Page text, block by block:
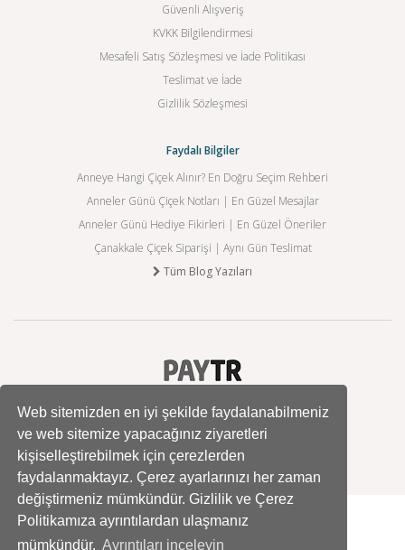
Web sitemizden en iyi şekilde faydalanabilmeniz
ve web sitemize yapacağınız ziyaretleri
kişiselleştirebilmek için çerezlerden
faydalanmaktayız. Çerez ayarlarınızı her zaman
değiştirmeniz mümkündür. Gizlilik ve Çerez
Politikamıza ayrıntılardan ulaşmanız
mümkündür. Ayrıntıları inceleyin
Güvenli Alışveriş
KVKK Bilgilendirmesi
Mesafeli Satış Sözleşmesi ve İade Politikası
Teslimat ve İade
Gizlilik Sözleşmesi
Faydalı Bilgiler
Anneye Hangi Çiçek Alınır? En Doğru Seçim Rehberi
Anneler Günü Çiçek Notları | En Güzel Mesajlar
Anneler Günü Hediye Fikirleri | En Güzel Öneriler
Çanakkale Çiçek Siparişi | Aynı Gün Teslimat
Tüm Blog Yazıları